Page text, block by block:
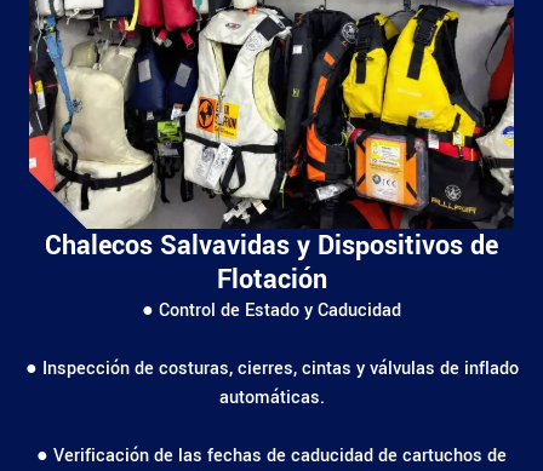
Chalecos Salvavidas y Dispositivos de
Flotación
● Control de Estado y Caducidad
● Inspección de costuras, cierres, cintas y válvulas de inflado
automáticas.
● Verificación de las fechas de caducidad de cartuchos de